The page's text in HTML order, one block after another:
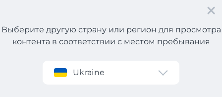
Регистрация
Выберите другую страну или регион для просмотра
контента в соответствии с местом пребывания
Ukraine
KUP KLOCKI